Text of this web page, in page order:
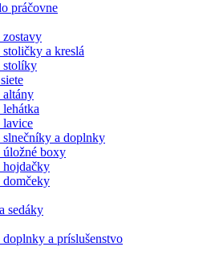
práčovne
zostavy
stoličky a kreslá
stolíky
altány
lehátka
lavice
slnečníky a doplnky
úložné boxy
hojdačky
domčeky
sedáky
doplnky a príslušenstvo